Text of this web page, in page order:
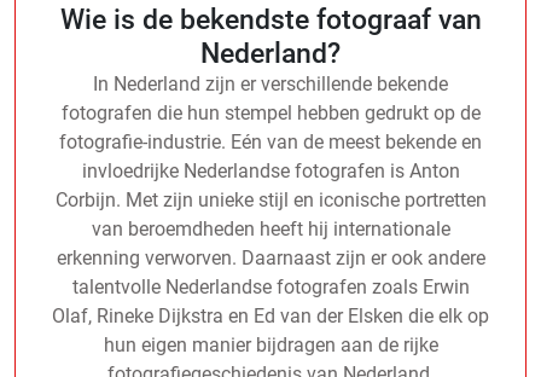
Wie is de bekendste fotograaf van
Nederland?
In Nederland zijn er verschillende bekende
fotografen die hun stempel hebben gedrukt op de
fotografie-industrie. Eén van de meest bekende en
invloedrijke Nederlandse fotografen is Anton
Corbijn. Met zijn unieke stijl en iconische portretten
van beroemdheden heeft hij internationale
erkenning verworven. Daarnaast zijn er ook andere
talentvolle Nederlandse fotografen zoals Erwin
Olaf, Rineke Dijkstra en Ed van der Elsken die elk op
hun eigen manier bijdragen aan de rijke